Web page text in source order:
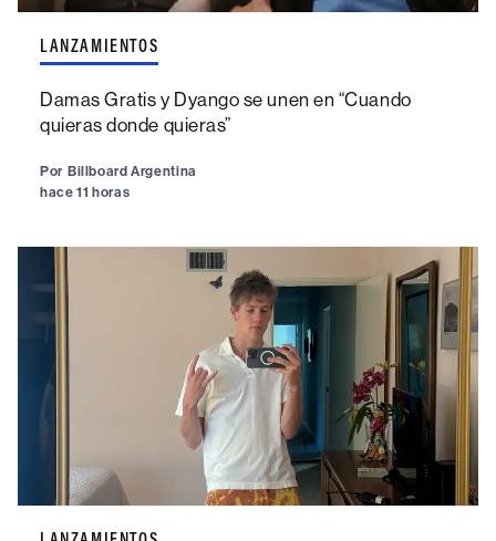
LANZAMIENTOS
Damas Gratis y Dyango se unen en “Cuando
quieras donde quieras”
Por Billboard Argentina
hace 11 horas